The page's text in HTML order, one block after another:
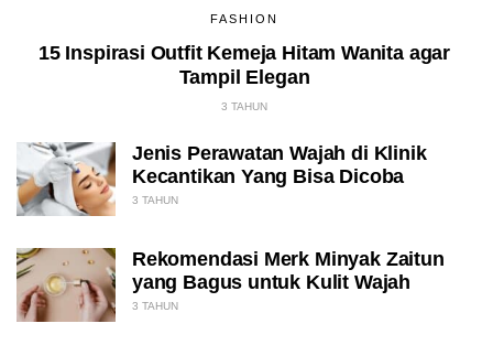
FASHION
15 Inspirasi Outfit Kemeja Hitam Wanita agar
Tampil Elegan
3 TAHUN
Jenis Perawatan Wajah di Klinik
Kecantikan Yang Bisa Dicoba
3 TAHUN
Rekomendasi Merk Minyak Zaitun
yang Bagus untuk Kulit Wajah
3 TAHUN